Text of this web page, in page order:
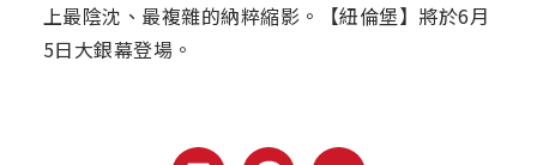
上最陰沈、最複雜的納粹縮影。【紐倫堡】將於6月
5日大銀幕登場。